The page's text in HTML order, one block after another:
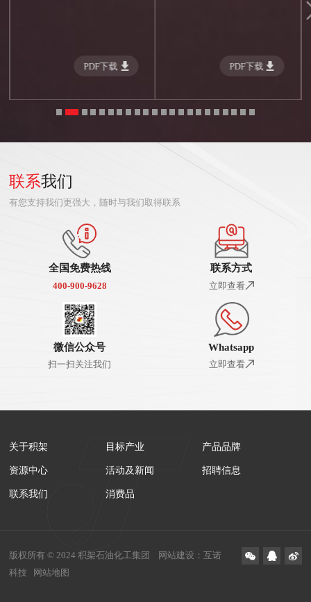
PDF下载 PDF下载
联系我们
有您支持我们更强大，随时与我们取得联系
全国免费热线
400-900-9628
联系方式
立即查看
微信公众号
扫一扫关注我们
Whatsapp
立即查看
关于积架 目标产业 产品品牌
资源中心 活动及新闻 招聘信息
联系我们 消费品
版权所有 © 2024 积架石油化工集团 网站建设 ：
互诺
科技
网站地图